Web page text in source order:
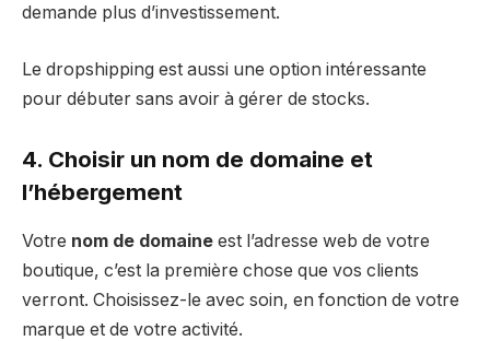
demande plus d’investissement.
Le dropshipping est aussi une option intéressante
pour débuter sans avoir à gérer de stocks.
4. Choisir un nom de domaine et
l’hébergement
Votre nom de domaine est l’adresse web de votre
boutique, c’est la première chose que vos clients
verront. Choisissez-le avec soin, en fonction de votre
marque et de votre activité.